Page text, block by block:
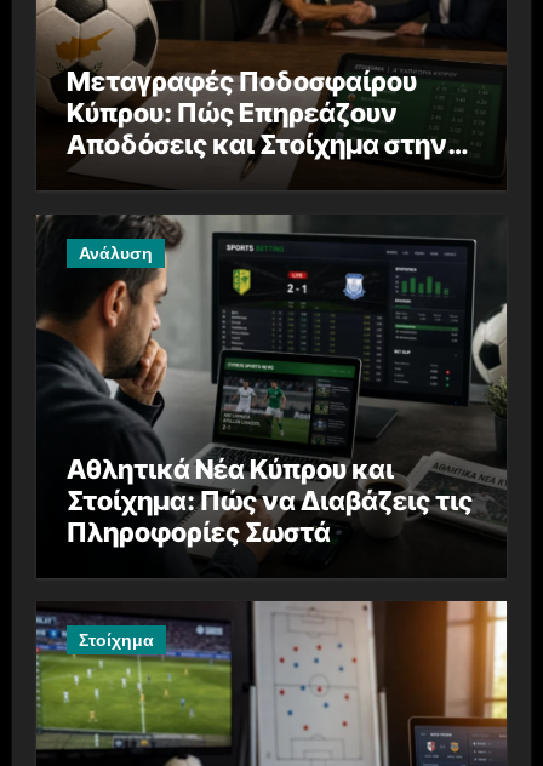
Μεταγραφές Ποδοσφαίρου
Κύπρου: Πώς Επηρεάζουν
Αποδόσεις και Στοίχημα στην
Α’ Κατηγορία
Ανάλυση
Αθλητικά Νέα Κύπρου και
Στοίχημα: Πώς να Διαβάζεις τις
Πληροφορίες Σωστά
Στοίχημα